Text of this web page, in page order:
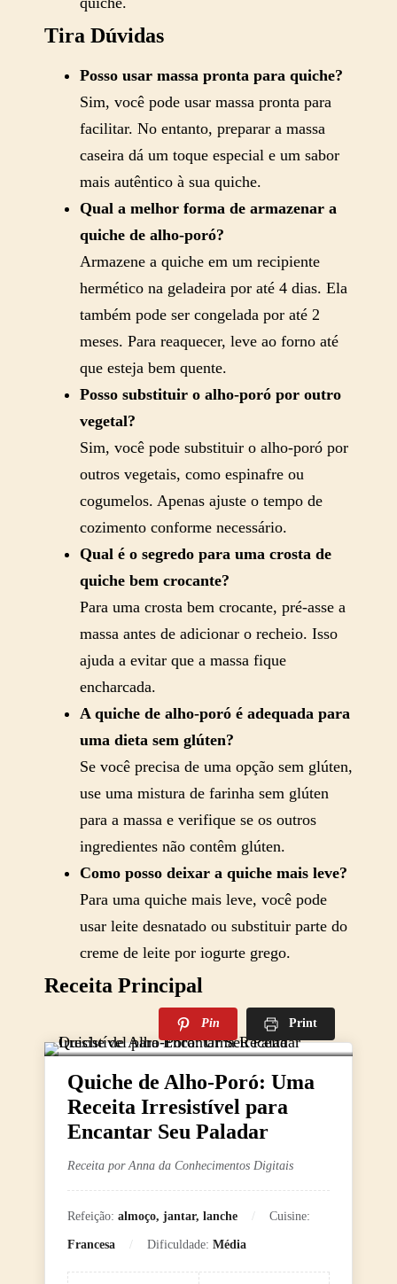
Tira Dúvidas
Posso usar massa pronta para quiche?
Sim, você pode usar massa pronta para
facilitar. No entanto, preparar a massa
caseira dá um toque especial e um sabor
mais autêntico à sua quiche.
Qual a melhor forma de armazenar a
quiche de alho-poró?
Armazene a quiche em um recipiente
hermético na geladeira por até 4 dias. Ela
também pode ser congelada por até 2
meses. Para reaquecer, leve ao forno até
que esteja bem quente.
Posso substituir o alho-poró por outro
vegetal?
Sim, você pode substituir o alho-poró por
outros vegetais, como espinafre ou
cogumelos. Apenas ajuste o tempo de
cozimento conforme necessário.
Qual é o segredo para uma crosta de
quiche bem crocante?
Para uma crosta bem crocante, pré-asse a
massa antes de adicionar o recheio. Isso
ajuda a evitar que a massa fique
encharcada.
A quiche de alho-poró é adequada para
uma dieta sem glúten?
Se você precisa de uma opção sem glúten,
use uma mistura de farinha sem glúten
para a massa e verifique se os outros
ingredientes não contêm glúten.
Como posso deixar a quiche mais leve?
Para uma quiche mais leve, você pode
usar leite desnatado ou substituir parte do
creme de leite por iogurte grego.
Receita Principal
Pin Print
Quiche de Alho-Poró: Uma
Receita Irresistível para
Encantar Seu Paladar
Receita por Anna da Conhecimentos Digitais
Refeição: almoço, jantar, lanche Cuisine:
Francesa Dificuldade: Média